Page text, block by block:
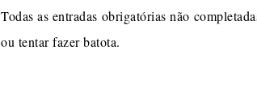
Todas as entradas obrigatórias não
ou tentar fazer batota.